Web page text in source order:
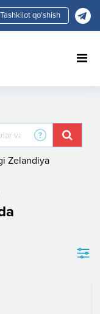
Tashkilot qo'shish
Zelandiya